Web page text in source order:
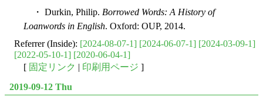
・ Durkin, Philip. Borrowed Words: A History of
Loanwords in English. Oxford: OUP, 2014.
Referrer (Inside): [2024-08-07-1] [2024-06-07-1] [2024-03-09-1]
[2022-05-10-1] [2020-06-04-1]
[ 固定リンク | 印刷用ページ ]
2019-09-12 Thu